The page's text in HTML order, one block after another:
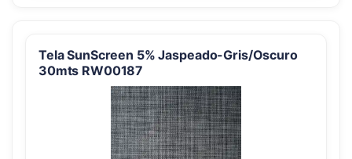
Tela SunScreen 5% Jaspeado-Gris/Oscuro
30mts RW00187